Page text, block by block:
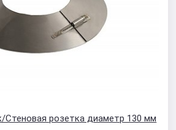
Стеновая розетка диаметр 130 мм